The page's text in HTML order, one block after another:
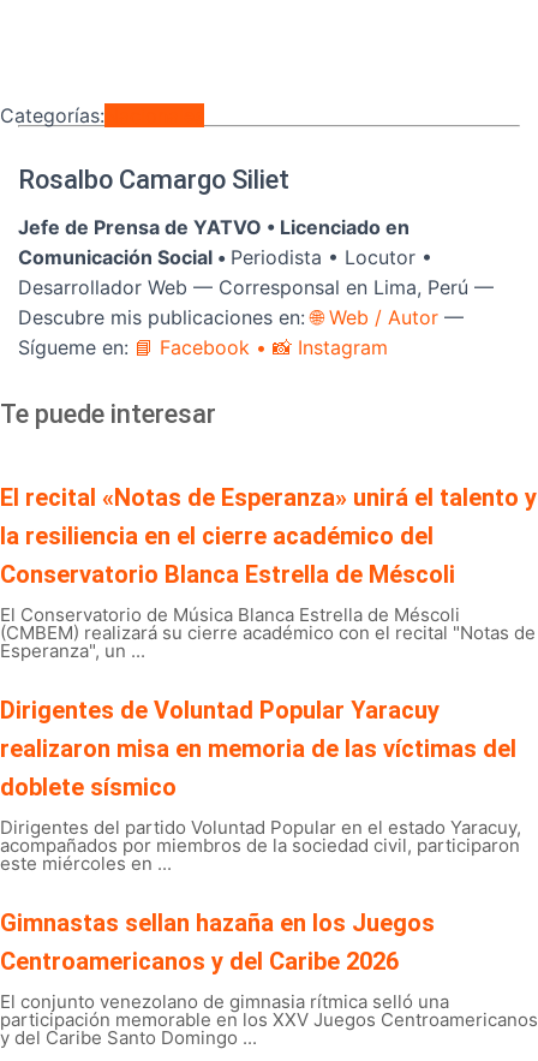
Categorías:
Rosalbo Camargo Siliet
Jefe de Prensa de YATVO • Licenciado en
Comunicación Social • Periodista • Locutor •
Desarrollador Web — Corresponsal en Lima, Perú —
Descubre mis publicaciones en:🌐 Web / Autor —
Sígueme en: 📘 Facebook • 📸 Instagram
Te puede interesar
El recital «Notas de Esperanza» unirá el talento y
la resiliencia en el cierre académico del
Conservatorio Blanca Estrella de Méscoli
El Conservatorio de Música Blanca Estrella de Méscoli
(CMBEM) realizará su cierre académico con el recital "Notas de
Esperanza", un ...
Dirigentes de Voluntad Popular Yaracuy
realizaron misa en memoria de las víctimas del
doblete sísmico
Dirigentes del partido Voluntad Popular en el estado Yaracuy,
acompañados por miembros de la sociedad civil, participaron
este miércoles en ...
Gimnastas sellan hazaña en los Juegos
Centroamericanos y del Caribe 2026
El conjunto venezolano de gimnasia rítmica selló una
participación memorable en los XXV Juegos Centroamericanos
y del Caribe Santo Domingo ...